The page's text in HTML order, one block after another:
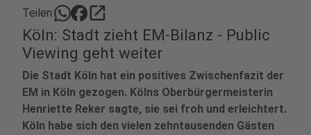
Teilen: open_in_new
Köln: Stadt zieht EM-Bilanz - Public
Viewing geht weiter
Die Stadt Köln hat ein positives Zwischenfazit der
EM in Köln gezogen. Kölns Oberbürgermeisterin
Henriette Reker sagte, sie sei froh und erleichtert.
Köln habe sich den vielen zehntausenden Gästen